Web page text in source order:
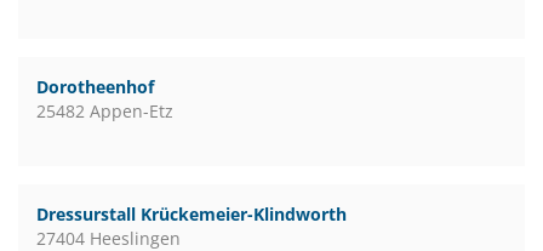
Dorotheenhof
25482 Appen-Etz
Dressurstall Krückemeier-Klindworth
27404 Heeslingen